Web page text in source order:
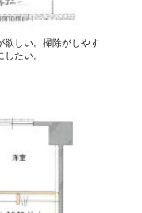
欲しい。掃除がしやす
たい。